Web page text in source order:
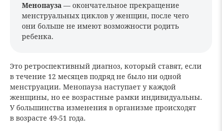
Менопауза — окончательное прекращение
менструальных циклов у женщин, после чего
они больше не имеют возможности родить
ребенка.
Это ретроспективный диагноз, который ставят, если
в течение 12 месяцев подряд не было ни одной
менструации. Менопауза наступает у каждой
женщины, но ее возрастные рамки индивидуальны.
У большинства изменения в организме происходят
в возрасте 49-51 года.